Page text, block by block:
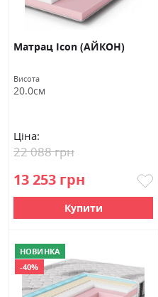
Матрац Icon (АЙКОН)
Висота
20.0см
Ціна:
13 253 грн
22 088 грн
Купити
НОВИНКА
-40%